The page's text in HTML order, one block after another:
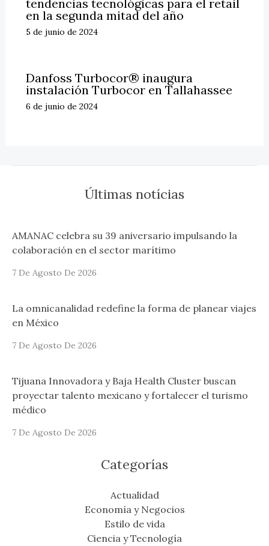
tendencias tecnológicas para el retail
en la segunda mitad del año
5 de junio de 2024
Danfoss Turbocor® inaugura
instalación Turbocor en Tallahassee
6 de junio de 2024
Últimas notícias
AMANAC celebra su 39 aniversario impulsando la
colaboración en el sector marítimo
7 De Agosto De 2026
La omnicanalidad redefine la forma de planear viajes
en México
7 De Agosto De 2026
Tijuana Innovadora y Baja Health Cluster buscan
proyectar talento mexicano y fortalecer el turismo
médico
7 De Agosto De 2026
Categorías
Actualidad
Economía y Negocios
Estilo de vida
Ciencia y Tecnología